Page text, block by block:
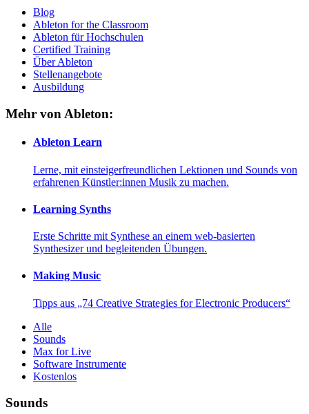
Blog
Ableton for the Classroom
Ableton für Hochschulen
Certified Training
Über Ableton
Stellenangebote
Ausbildung
Mehr von Ableton:
Ableton Learn
Lerne, mit einsteigerfreundlichen Lektionen und Sounds von
erfahrenen Künstler:innen Musik zu machen.
Learning Synths
Erste Schritte mit Synthese an einem web-basierten
Synthesizer und begleitenden Übungen.
Making Music
Tipps aus „74 Creative Strategies for Electronic Producers“
Alle
Sounds
Max for Live
Software Instrumente
Kostenlos
Sounds